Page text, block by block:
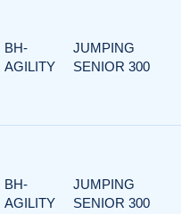
BH-
AGILITY
JUMPING
SENIOR 300
BH-
AGILITY
JUMPING
SENIOR 300